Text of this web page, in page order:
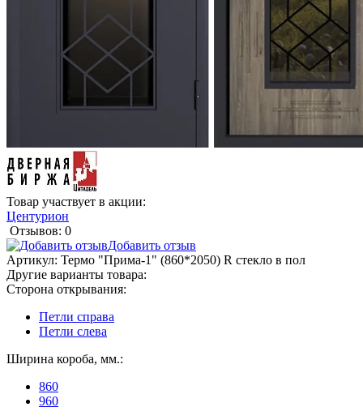
Товар участвует в акции:
Центурион
Отзывов: 0
Добавить отзыв
Артикул: Термо "Прима-1" (860*2050) R стекло в пол
Другие варианты товара:
Сторона открывания:
Петли справа
Петли слева
Ширина короба, мм.:
860
960